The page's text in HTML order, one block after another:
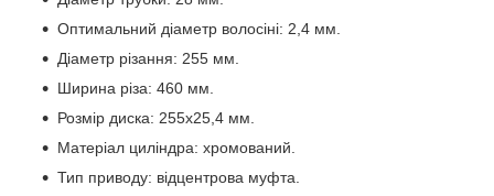
Оптимальний діаметр волосіні: 2,4 мм.
Діаметр різання: 255 мм.
Ширина різа: 460 мм.
Розмір диска: 255x25,4 мм.
Матеріал циліндра: хромований.
Тип приводу: відцентрова муфта.